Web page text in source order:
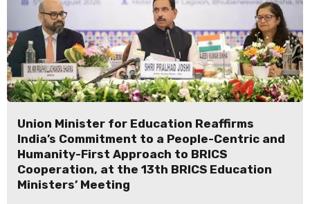
Union Minister for Education Reaffirms
India’s Commitment to a People-Centric and
Humanity-First Approach to BRICS
Cooperation, at the 13th BRICS Education
Ministers’ Meeting